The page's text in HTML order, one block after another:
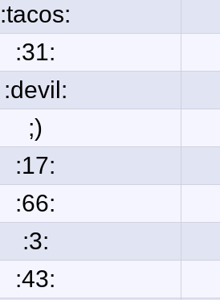
:tacos:
:31:
:devil:
;)
:17:
:66:
:3:
:43: